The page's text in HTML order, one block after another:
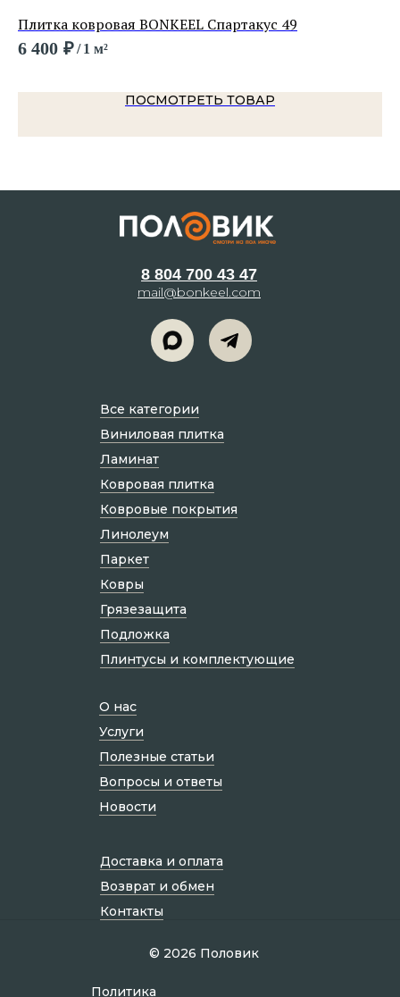
Плитка ковровая BONKEEL Спартакус 49
6 400 ₽/ 1 м²
ПОСМОТРЕТЬ ТОВАР
8 804 700 43 47
mail@bonkeel.com
О нас
Услуги
Полезные статьи
Вопросы и ответы
Новости
Доставка и оплата
Возврат и обмен
Контакты
© 2026 Половик
Все категории
Виниловая плитка
Ламинат
Ковровая плитка
Ковровые покрытия
Линолеум
Паркет
Ковры
Грязезащита
Подложка
Плинтусы и комплектующие
Политик а